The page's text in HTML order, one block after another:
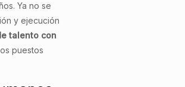
Ya no se
y ejecución
talento con
puestos